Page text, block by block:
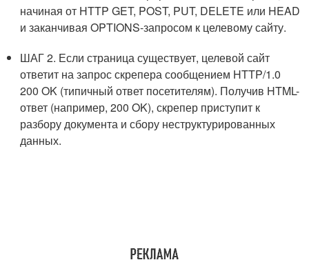
начиная от HTTP GET, POST, PUT, DELETE или HEAD
и заканчивая OPTIONS-запросом к целевому сайту.
ШАГ 2. Если страница существует, целевой сайт
ответит на запрос скрепера сообщением HTTP/1.0
200 OK (типичный ответ посетителям). Получив HTML-
ответ (например, 200 OK), скрепер приступит к
разбору документа и сбору неструктурированных
данных.